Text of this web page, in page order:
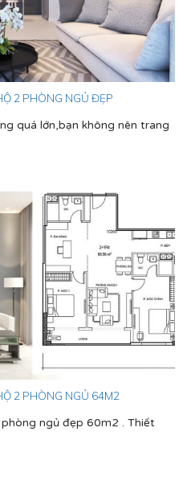
2 PHÒNG NGỦ ĐẸP
quá lớn,bạn không nên trang
2 PHÒNG NGỦ 64M2
ngủ đẹp 60m2 . Thiết